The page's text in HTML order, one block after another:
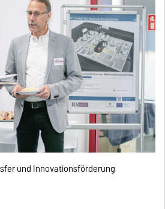
und Innovationsförderung